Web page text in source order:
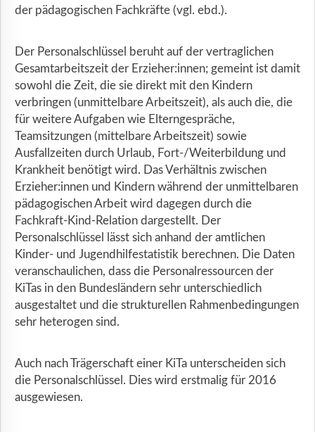
der pädagogischen Fachkräfte (vgl. ebd.).
Der Personalschlüssel beruht auf der vertraglichen
Gesamtarbeitszeit der Erzieher:innen; gemeint ist damit
sowohl die Zeit, die sie direkt mit den Kindern
verbringen (unmittelbare Arbeitszeit), als auch die, die
für weitere Aufgaben wie Elterngespräche,
Teamsitzungen (mittelbare Arbeitszeit) sowie
Ausfallzeiten durch Urlaub, Fort-/Weiterbildung und
Krankheit benötigt wird. Das Verhältnis zwischen
Erzieher:innen und Kindern während der unmittelbaren
pädagogischen Arbeit wird dagegen durch die
Fachkraft-Kind-Relation dargestellt. Der
Personalschlüssel lässt sich anhand der amtlichen
Kinder- und Jugendhilfestatistik berechnen. Die Daten
veranschaulichen, dass die Personalressourcen der
KiTas in den Bundesländern sehr unterschiedlich
ausgestaltet und die strukturellen Rahmenbedingungen
sehr heterogen sind.
Auch nach Trägerschaft einer KiTa unterscheiden sich
die Personalschlüssel. Dies wird erstmalig für 2016
ausgewiesen.